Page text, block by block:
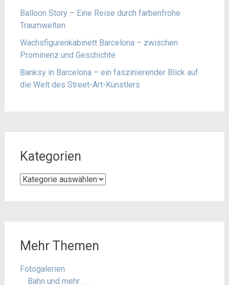
Balloon Story – Eine Reise durch farbenfrohe
Traumwelten
Wachsfigurenkabinett Barcelona – zwischen
Prominenz und Geschichte
Banksy in Barcelona – ein faszinierender Blick auf
die Welt des Street-Art-Künstlers
Kategorien
Kategorien
Mehr Themen
Fotogalerien
Bahn und mehr . . .